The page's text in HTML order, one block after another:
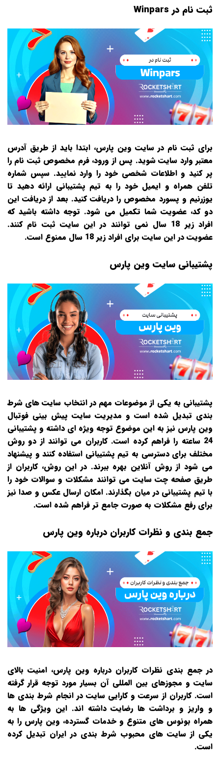
ثبت نام در Winpars
برای ثبت نام در سایت وین پارس، ابتدا باید از طریق آدرس
معتبر وارد سایت شوید. پس از ورود، فرم مخصوص ثبت‌ نام را
پر کنید و اطلاعات شخصی خود را وارد نمایید. سپس شماره
تلفن همراه و ایمیل خود را به تیم پشتیبانی ارائه دهید تا
یوزرنیم و پسورد مخصوص را دریافت کنید. بعد از دریافت این
دو کد، عضویت شما تکمیل می‌ شود. توجه داشته باشید که
افراد زیر 18 سال نمی‌ توانند در این سایت ثبت‌ نام کنند.
عضویت در این سایت برای افراد زیر 18 سال ممنوع است.
پشتیبانی سایت وین پارس
پشتیبانی به یکی از موضوعات مهم در انتخاب سایت‌ های شرط‌
بندی تبدیل شده است و مدیریت سایت پیش‌ بینی فوتبال
وین پارس نیز به این موضوع توجه ویژه‌ ای داشته و پشتیبانی
24 ساعته را فراهم کرده است. کاربران می‌ توانند از دو روش
مختلف برای دسترسی به تیم پشتیبانی استفاده کنند و پیشنهاد
می‌ شود از روش آنلاین بهره ببرند. در این روش، کاربران از
طریق صفحه چت سایت می‌ توانند مشکلات و سوالات خود را
با تیم پشتیبانی در میان بگذارند. امکان ارسال عکس و صدا نیز
برای رفع مشکلات به صورت جامع‌ تر فراهم شده است.
جمع بندی و نظرات کاربران درباره وین پارس
در جمع‌ بندی نظرات کاربران درباره وین پارس، امنیت بالای
سایت و مجوزهای بین‌ المللی آن بسیار مورد توجه قرار گرفته
است. کاربران از سرعت و کارایی سایت در انجام شرط‌ بندی‌ ها
و واریز و برداشت‌ ها رضایت داشته‌ اند. این ویژگی‌ ها به
همراه بونوس‌ های متنوع و خدمات گسترده، وین پارس را به
یکی از سایت‌ های محبوب شرط‌ بندی در ایران تبدیل کرده
است.